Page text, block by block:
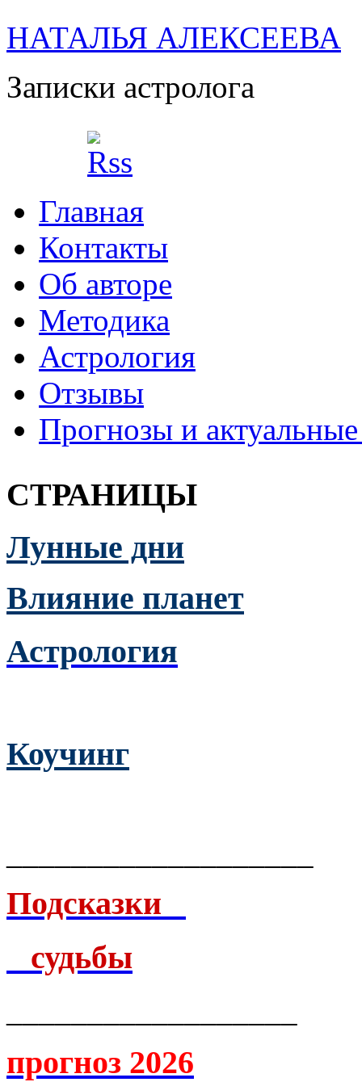
НАТАЛЬЯ АЛЕКСЕЕВА
Записки астролога
Главная
Контакты
Об авторе
Методика
Астрология
Отзывы
Прогнозы и
СТРАНИЦЫ
Лунные дни
Влияние планет
Астрология
Коучинг
Подсказки
судьбы
прогноз 2026